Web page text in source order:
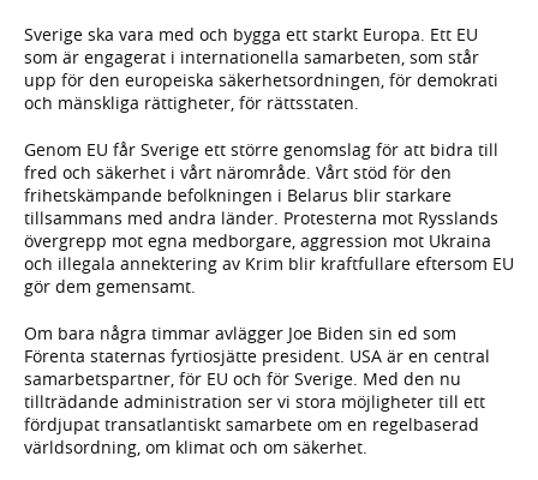
Sverige ska vara med och bygga ett starkt Europa. Ett EU
som är engagerat i internationella samarbeten, som står
upp för den europeiska säkerhetsordningen, för demokrati
och mänskliga rättigheter, för rättsstaten.
Genom EU får Sverige ett större genomslag för att bidra till
fred och säkerhet i vårt närområde. Vårt stöd för den
frihetskämpande befolkningen i Belarus blir starkare
tillsammans med andra länder. Protesterna mot Rysslands
övergrepp mot egna medborgare, aggression mot Ukraina
och illegala annektering av Krim blir kraftfullare eftersom EU
gör dem gemensamt.
Om bara några timmar avlägger Joe Biden sin ed som
Förenta staternas fyrtiosjätte president. USA är en central
samarbetspartner, för EU och för Sverige. Med den nu
tillträdande administration ser vi stora möjligheter till ett
fördjupat transatlantiskt samarbete om en regelbaserad
världsordning, om klimat och om säkerhet.